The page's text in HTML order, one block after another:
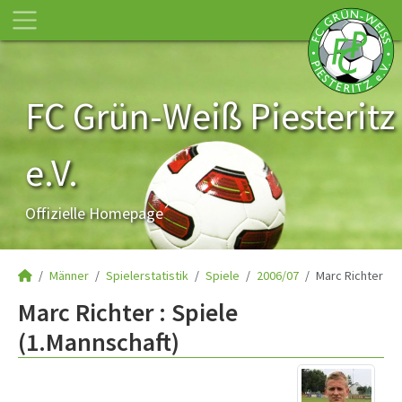
FC Grün-Weiß Piesteritz
e.V.
Offizielle Homepage
Männer Spielerstatistik Spiele 2006/07 Marc Richter
Marc Richter : Spiele
(1.Mannschaft)